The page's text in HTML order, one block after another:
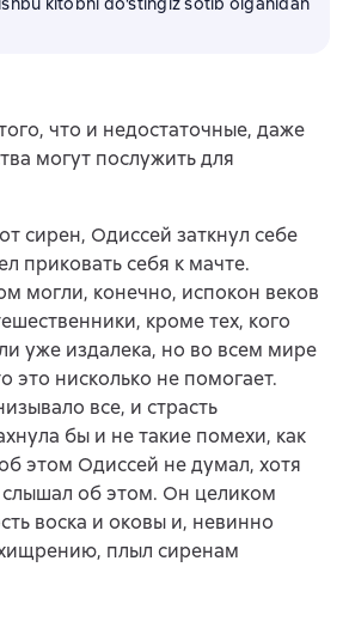
что и недостаточные, даже
могут послужить для
сирен, Одиссей заткнул себе
приковать себя к мачте.
могли, конечно, испокон веков
кроме тех, кого
уже издалека, но во всем мире
это нисколько не помогает.
все, и страсть
бы и не такие помехи, как
этом Одиссей не думал, хотя
об этом. Он целиком
воска и оковы и, невинно
плыл сиренам